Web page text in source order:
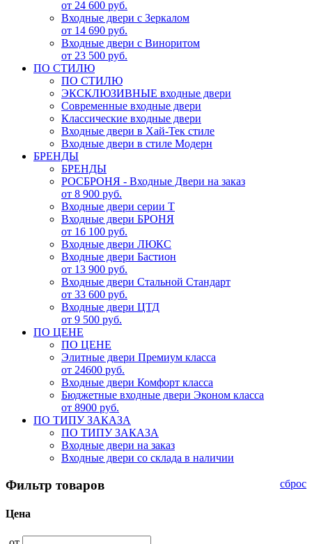
от 24 600 руб.
Входные двери с Зеркалом
от 14 690 руб.
Входные двери с Виноритом
от 23 500 руб.
ПО СТИЛЮ
ПО СТИЛЮ
ЭКСКЛЮЗИВНЫЕ входные двери
Современные входные двери
Классические входные двери
Входные двери в Хай-Тек стиле
Входные двери в стиле Модерн
БРЕНДЫ
БРЕНДЫ
РОСБРОНЯ - Входные Двери на заказ
от 8 900 руб.
Входные двери серии Т
Входные двери БРОНЯ
от 16 100 руб.
Входные двери ЛЮКС
Входные двери Бастион
от 13 900 руб.
Входные двери Стальной Стандарт
от 33 600 руб.
Входные двери ЦТД
от 9 500 руб.
ПО ЦЕНЕ
ПО ЦЕНЕ
Элитные двери Премиум класса
от 24600 руб.
Входные двери Комфорт класса
Бюджетные входные двери Эконом класса
от 8900 руб.
ПО ТИПУ ЗАКАЗА
ПО ТИПУ ЗАКАЗА
Входные двери на заказ
Входные двери со склада в наличии
сброс
Фильтр товаров
Цена